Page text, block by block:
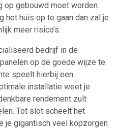
op gebouwd moet worden.
het huis op te gaan dan zal je
meer risico’s.
bedrijf in de
op de goede wijze te
speelt hierbij een
installatie weet je
rendement zult
Tot slot scheelt het
je gigantisch veel kopzorgen